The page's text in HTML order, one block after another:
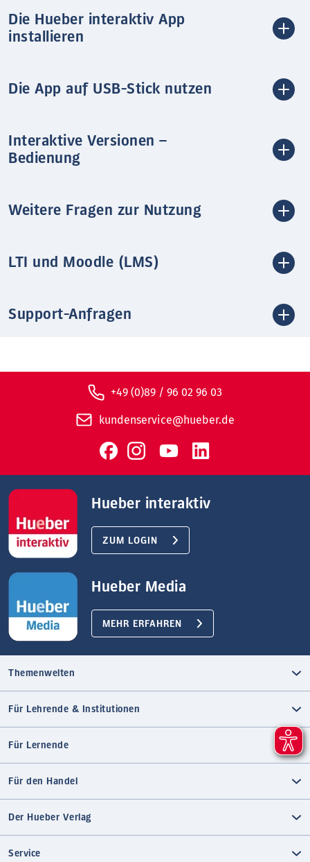
Die Hueber interaktiv App
installieren
Die App auf USB-Stick nutzen
Interaktive Versionen –
Bedienung
Weitere Fragen zur Nutzung
LTI und Moodle (LMS)
Support-Anfragen
+49 (0)89 / 96 02 96 03
kundenservice@hueber.de
Hueber interaktiv
ZUM LOGIN
Hueber Media
MEHR ERFAHREN
Themenwelten
Für Lehrende & Institutionen
Für Lernende
Für den Handel
Der Hueber Verlag
Service